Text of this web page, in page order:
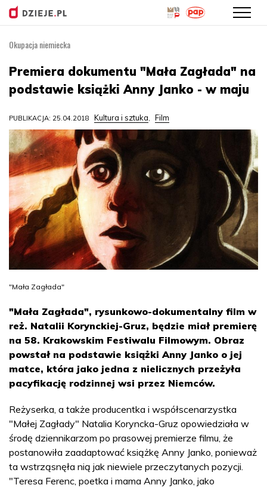
treści
Okupacja niemiecka
Premiera dokumentu "Mała Zagłada" na
podstawie książki Anny Janko - w maju
PUBLIKACJA: 25.04.2018 Kultura i sztuka, Film
"Mała Zagłada"
"Mała Zagłada", rysunkowo-dokumentalny film w
reż. Natalii Korynckiej-Gruz, będzie miał premierę
na 58. Krakowskim Festiwalu Filmowym. Obraz
powstał na podstawie książki Anny Janko o jej
matce, która jako jedna z nielicznych przeżyła
pacyfikację rodzinnej wsi przez Niemców.
Reżyserka, a także producentka i współscenarzystka
"Małej Zagłady" Natalia Koryncka-Gruz opowiedziała w
środę dziennikarzom po prasowej premierze filmu, że
postanowiła zaadaptować książkę Anny Janko, ponieważ
ta wstrząsnęła nią jak niewiele przeczytanych pozycji.
"Teresa Ferenc, poetka i mama Anny Janko, jako